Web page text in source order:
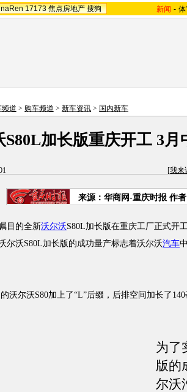
17173 焦点房地产 搜狗 新闻 -
频道 > 购车频道 > 新车资讯 > 国内新车
S80L加长版重庆开工 3月
[我来
来源：华商网-重庆时报 作
的全新沃尔沃S80L加长版在重庆工厂正式开
尔沃S80L加长版的成功量产标志着沃尔沃汽车
尔沃S80加上了“L”后缀，后排空间加长了140
为了
版的
尔沃